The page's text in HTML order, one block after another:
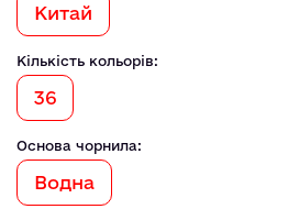
Китай
Кількість кольорів:
36
Основа чорнила:
Водна